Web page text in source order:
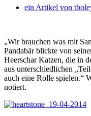
ein Artikel von
„Wir brauchen was mit
Pandabär blickte von
Heerschar Katzen, die in
aus unterschiedlichen
auch eine Rolle spielen.“
notiert.